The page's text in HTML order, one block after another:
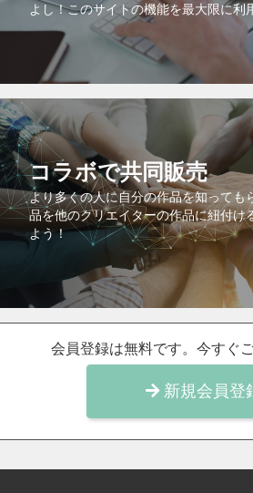
よし！このサイトの機能を最大限に利
コラボで共同販売
より多くの人に自分の作品を知っても
品を他のクリエイターの作品に紐付け
よう！
会員登録は無料です。今すぐ
新規会員登